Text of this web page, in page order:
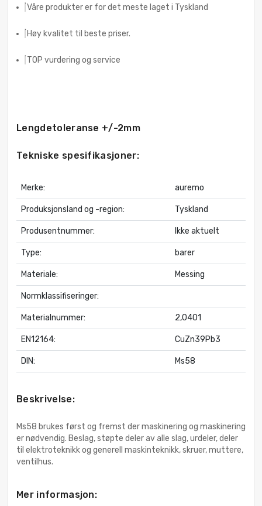
Våre produkter er for det meste laget i Tyskland
Høy kvalitet til beste priser.
TOP vurdering og service
Lengdetoleranse +/-2mm
Tekniske spesifikasjoner:
Merke: auremo
Produksjonsland og -region: Tyskland
Produsentnummer: Ikke aktuelt
Type: barer
Materiale: Messing
Normklassifiseringer:
Materialnummer: 2,0401
EN12164: CuZn39Pb3
DIN: Ms58
Beskrivelse:
Ms58 brukes først og fremst der maskinering og maskinering
er nødvendig. Beslag, støpte deler av alle slag, urdeler, deler
til elektroteknikk og generell maskinteknikk, skruer, muttere,
ventilhus.
Mer informasjon: